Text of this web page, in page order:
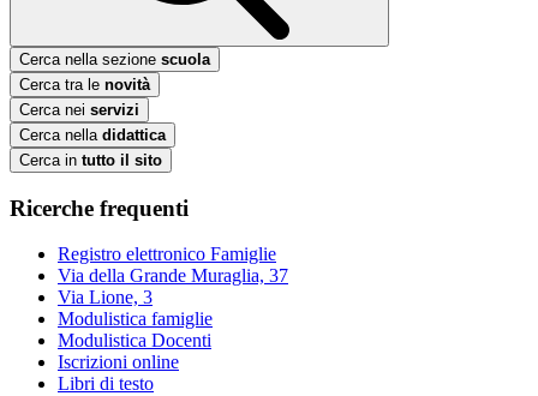
Cerca nella sezione scuola
Cerca tra le novità
Cerca nei servizi
Cerca nella didattica
Cerca in tutto il sito
Ricerche frequenti
Registro elettronico Famiglie
Via della Grande Muraglia, 37
Via Lione, 3
Modulistica famiglie
Modulistica Docenti
Iscrizioni online
Libri di testo